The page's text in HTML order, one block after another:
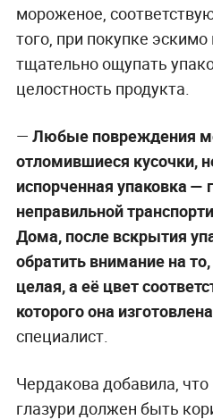
мороженое,
того, при покупке
тщательно ощупать
целостность продукта.
— Любые повреждения
отломившиеся кусочки,
испорченная упаковка —
неправильной
Дома, после вскрытия
обратить внимание на
целая, а её цвет
которого она изготовлена
специалист.
Чердакова добавила,
глазури должен быть